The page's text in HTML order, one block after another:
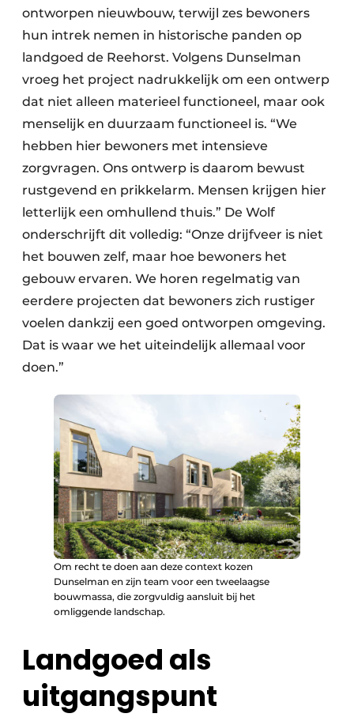
ontworpen nieuwbouw, terwijl zes bewoners
hun intrek nemen in historische panden op
landgoed de Reehorst. Volgens Dunselman
vroeg het project nadrukkelijk om een ontwerp
dat niet alleen materieel functioneel, maar ook
menselijk en duurzaam functioneel is. “We
hebben hier bewoners met intensieve
zorgvragen. Ons ontwerp is daarom bewust
rustgevend en prikkelarm. Mensen krijgen hier
letterlijk een omhullend thuis.” De Wolf
onderschrijft dit volledig: “Onze drijfveer is niet
het bouwen zelf, maar hoe bewoners het
gebouw ervaren. We horen regelmatig van
eerdere projecten dat bewoners zich rustiger
voelen dankzij een goed ontworpen omgeving.
Dat is waar we het uiteindelijk allemaal voor
doen.”
Om recht te doen aan deze context kozen
Dunselman en zijn team voor een tweelaagse
bouwmassa, die zorgvuldig aansluit bij het
omliggende landschap.
Landgoed als
uitgangspunt